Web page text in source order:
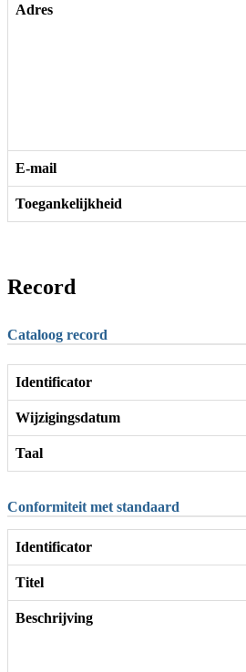
Adres
E-mail
Toegankelijkheid
Record
Cataloog record
Identificator
Wijzigingsdatum
Taal
Conformiteit met standaard
Identificator
Titel
Beschrijving